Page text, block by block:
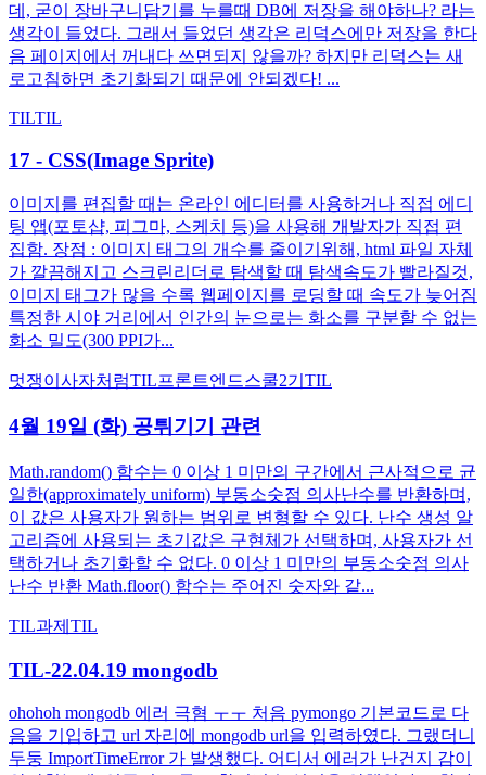
데, 굳이 장바구니담기를 누를때 DB에 저장을 해야하나? 라는
생각이 들었다. 그래서 들었던 생각은 리덕스에만 저장을 한다
음 페이지에서 꺼내다 쓰면되지 않을까? 하지만 리덕스는 새
로고침하면 초기화되기 때문에 안되겠다! ...
TILTIL
17 - CSS(Image Sprite)
이미지를 편집할 때는 온라인 에디터를 사용하거나 직접 에디
팅 앱(포토샵, 피그마, 스케치 등)을 사용해 개발자가 직접 편
집함. 장점 : 이미지 태그의 개수를 줄이기위해, html 파일 자체
가 깔끔해지고 스크린리더로 탐색할 때 탐색속도가 빨라질것,
이미지 태그가 많을 수록 웹페이지를 로딩할 때 속도가 늦어짐
특정한 시야 거리에서 인간의 눈으로는 화소를 구분할 수 없는
화소 밀도(300 PPI가...
멋쟁이사자처럼TIL프론트엔드스쿨2기 TIL
4월 19일 (화) 공튀기기 관련
Math.random() 함수는 0 이상 1 미만의 구간에서 근사적으로 균
일한(approximately uniform) 부동소숫점 의사난수를 반환하며,
이 값은 사용자가 원하는 범위로 변형할 수 있다. 난수 생성 알
고리즘에 사용되는 초기값은 구현체가 선택하며, 사용자가 선
택하거나 초기화할 수 없다. 0 이상 1 미만의 부동소숫점 의사
난수 반환 Math.floor() 함수는 주어진 숫자와 같...
TIL과제 TIL
TIL-22.04.19 mongodb
ohohoh mongodb 에러 극혐 ㅜㅜ 처음 pymongo 기본코드로 다
음을 기입하고 url 자리에 mongodb url을 입력하였다. 그랬더니
두둥 ImportTimeError 가 발생했다. 어디서 에러가 난건지 감이